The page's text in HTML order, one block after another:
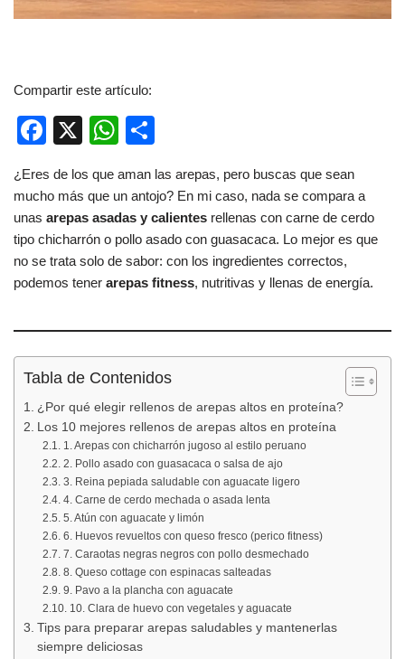
Compartir este artículo:
F
c
e
b
o
k
X
W
at
s
A
p
m
p
ar
tir
¿Eres de los que aman las arepas, pero buscas que sean
mucho más que un antojo? En mi caso, nada se compara a
unas arepas asadas y calientes rellenas con carne de cerdo
tipo chicharrón o pollo asado con guasacaca. Lo mejor es que
no se trata solo de sabor: con los ingredientes correctos,
podemos tener arepas fitness, nutritivas y llenas de energía.
Tabla de Contenidos
¿Por qué elegir rellenos de arepas altos en proteína?
Los 10 mejores rellenos de arepas altos en proteína
1. Arepas con chicharrón jugoso al estilo peruano
2. Pollo asado con guasacaca o salsa de ajo
3. Reina pepiada saludable con aguacate ligero
4. Carne de cerdo mechada o asada lenta
5. Atún con aguacate y limón
6. Huevos revueltos con queso fresco (perico fitness)
7. Caraotas negras negros con pollo desmechado
8. Queso cottage con espinacas salteadas
9. Pavo a la plancha con aguacate
10. Clara de huevo con vegetales y aguacate
Tips para preparar arepas saludables y mantenerlas
siempre deliciosas